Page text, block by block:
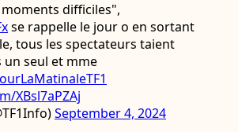
difficiles",
se rappelle le jour o en sortant
tous les spectateurs taient
un seul et mme
XBsl7aPZAj
September 4, 2024